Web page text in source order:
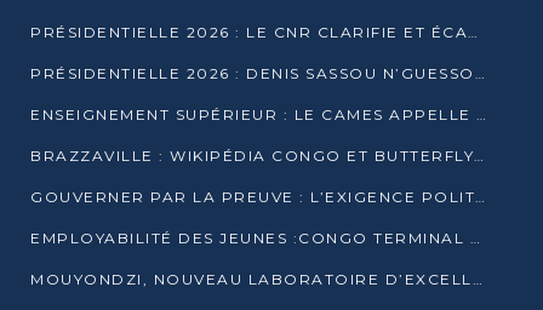
PRÉSIDENTIELLE 2026 : LE CNR CLARIFIE ET ÉCARTE LA CANDIDATURE DU PASTEUR NTUMI
PRÉSIDENTIELLE 2026 : DENIS SASSOU N’GUESSO ANNONCE OFFICIELLEMENT SA CANDIDATURE
ENSEIGNEMENT SUPÉRIEUR : LE CAMES APPELLE À UNE UNIVERSITÉ AFRICAINE AXÉE SUR L’EMPLOYABILITÉ
BRAZZAVILLE : WIKIPÉDIA CONGO ET BUTTERFLY SCELLENT UN PARTENARIAT POUR STRUCTURER LE BÉNÉVOLAT NUMÉRIQUE
GOUVERNER PAR LA PREUVE : L’EXIGENCE POLITIQUE DU XXIᵉ SIÈCLE
EMPLOYABILITÉ DES JEUNES :CONGO TERMINAL S’ALLIE À L’ESCIC POUR RAPPROCHER L’ÉCOLE DU TERRAIN
MOUYONDZI, NOUVEAU LABORATOIRE D’EXCELLENCE PÉDAGOGIQUE AVEC L’ENFICE